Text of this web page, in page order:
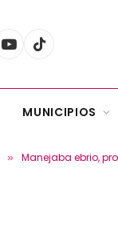
YouTubeTikTok
MUNICIPIOS
» Manejaba ebrio,